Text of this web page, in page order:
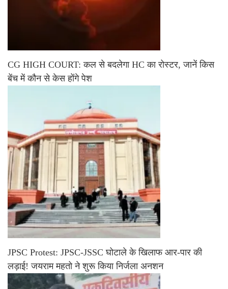
CG HIGH COURT: कल से बदलेगा HC का रोस्टर, जानें किस
बेंच में कौन से केस होंगे पेश
JPSC Protest: JPSC-JSSC घोटाले के खिलाफ आर-पार की
लड़ाई! जयराम महतो ने शुरू किया निर्जला अनशन